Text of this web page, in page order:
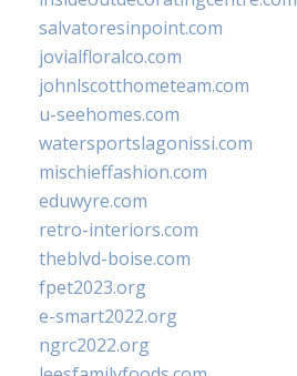
salvatoresinpoint.com
jovialfloralco.com
johnlscotthometeam.com
u-seehomes.com
watersportslagonissi.com
mischieffashion.com
eduwyre.com
retro-interiors.com
theblvd-boise.com
fpet2023.org
e-smart2022.org
ngrc2022.org